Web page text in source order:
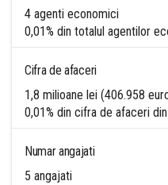
4 agenti economici
0,01% din totalul agentilor
Cifra de afaceri
1,8 milioane lei (406.958
0,01% din cifra de afaceri
Numar angajati
5 angajati